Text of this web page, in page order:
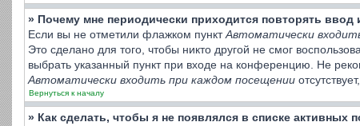
» Почему мне периодически приходится повторять ввод
Если вы не отметили флажком пунктАвтоматически
Это сделано для того, чтобы никто другой не смог
выбрать указанный пункт при входе на конференцию. Не
Автоматически входить при каждом посещении
Вернуться к началу
» Как сделать, чтобы я не появлялся в списке активных